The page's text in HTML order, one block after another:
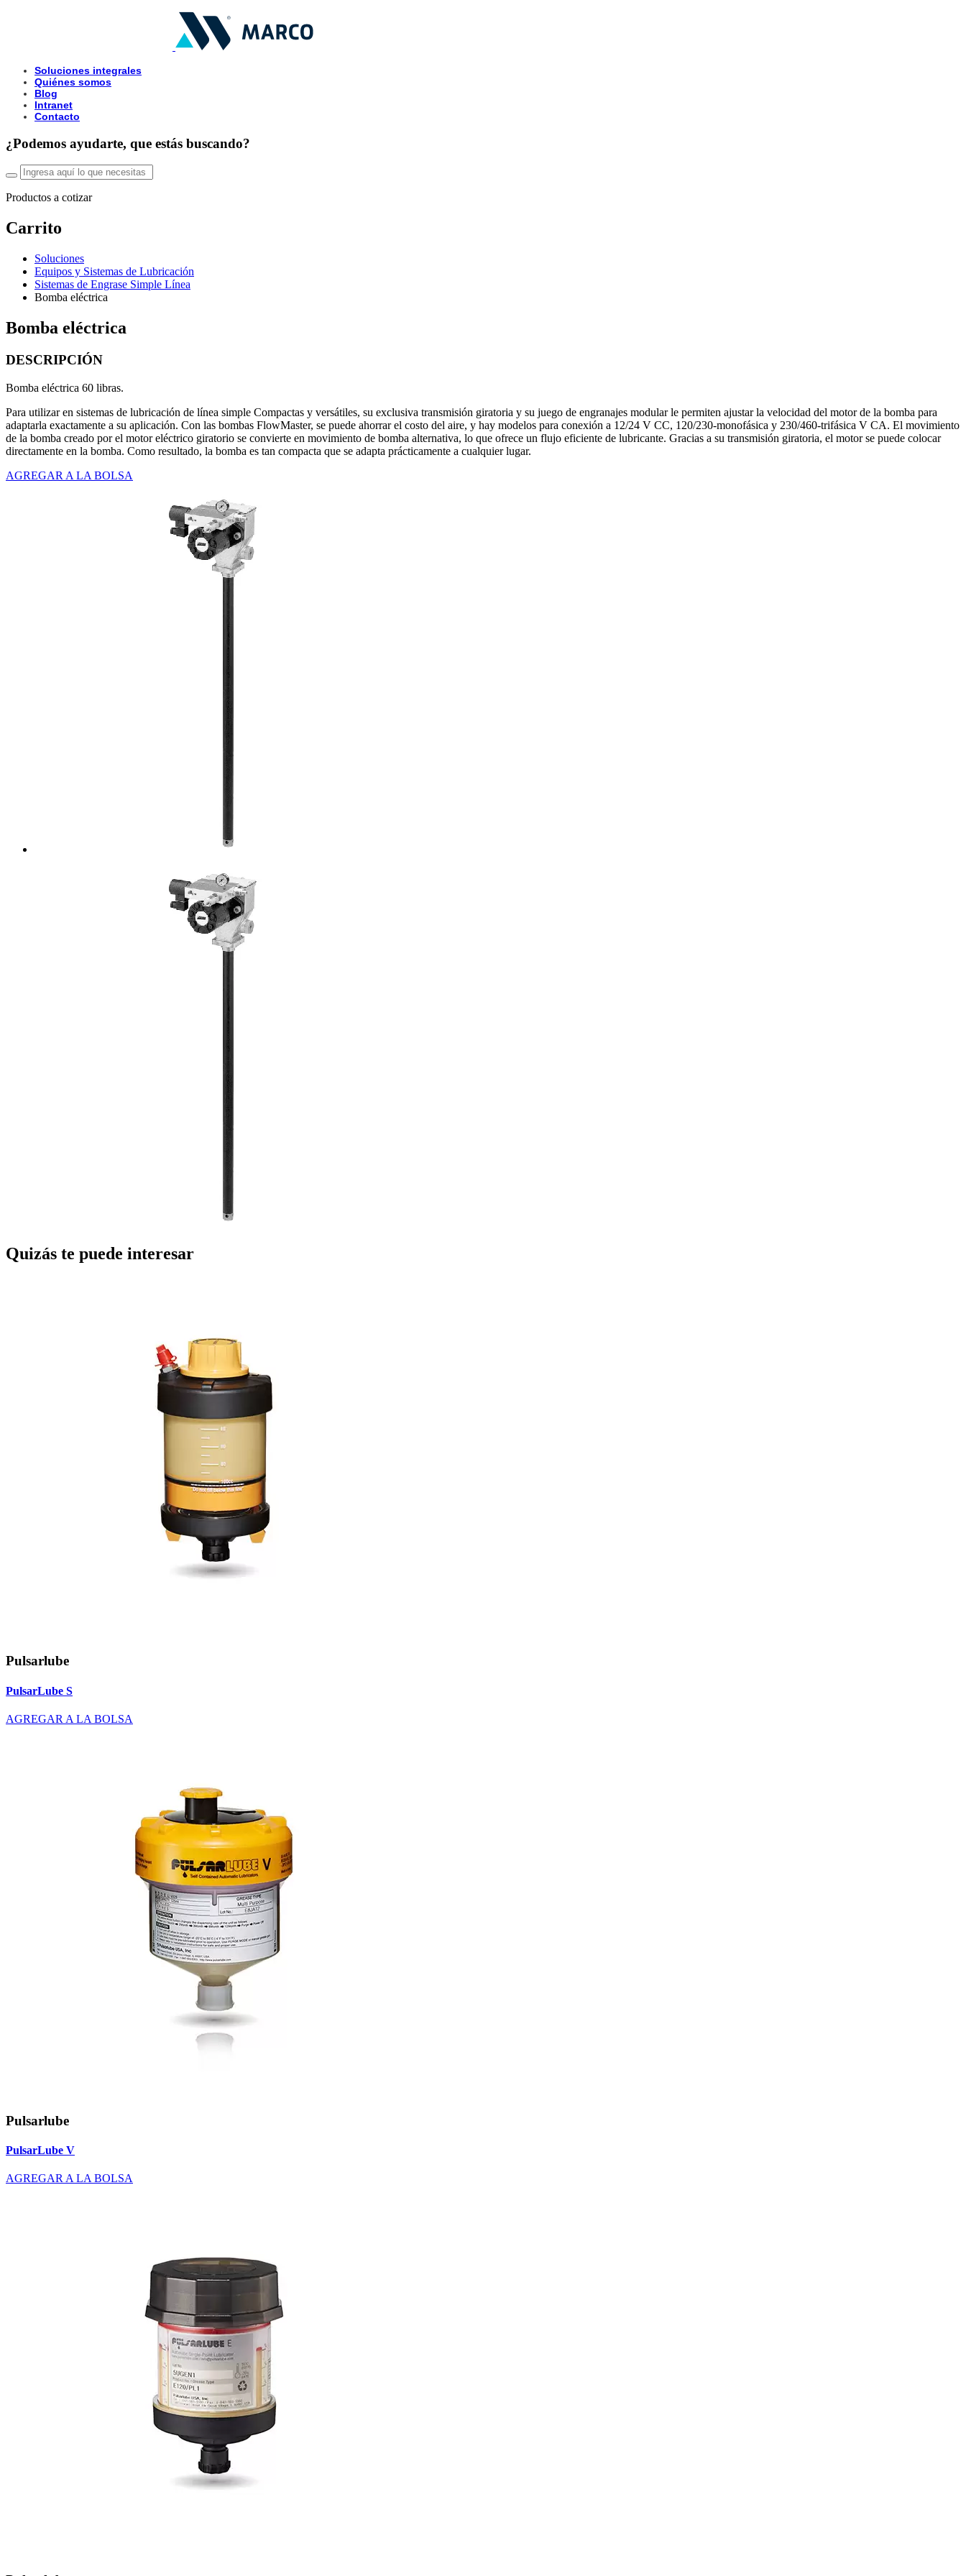
Soluciones integrales
Quiénes somos
Blog
Intranet
Contacto
¿Podemos ayudarte, que estás buscando?
Productos a cotizar
Carrito
Soluciones
Equipos y Sistemas de Lubricación
Sistemas de Engrase Simple Línea
Bomba eléctrica
Bomba eléctrica
DESCRIPCIÓN
Bomba eléctrica 60 libras.
Para utilizar en sistemas de lubricación de línea simple Compactas y versátiles, su exclusiva transmisión giratoria y su juego de engranajes modular le permiten ajustar la velocidad del motor de la bomba para
adaptarla exactamente a su aplicación. Con las bombas FlowMaster, se puede ahorrar el costo del aire, y hay modelos para conexión a 12/24 V CC, 120/230-monofásica y 230/460-trifásica V CA. El movimiento
de la bomba creado por el motor eléctrico giratorio se convierte en movimiento de bomba alternativa, lo que ofrece un flujo eficiente de lubricante. Gracias a su transmisión giratoria, el motor se puede colocar
directamente en la bomba. Como resultado, la bomba es tan compacta que se adapta prácticamente a cualquier lugar.
AGREGAR A LA BOLSA
Quizás te puede interesar
Pulsarlube
PulsarLube S
AGREGAR A LA BOLSA
Pulsarlube
PulsarLube V
AGREGAR A LA BOLSA